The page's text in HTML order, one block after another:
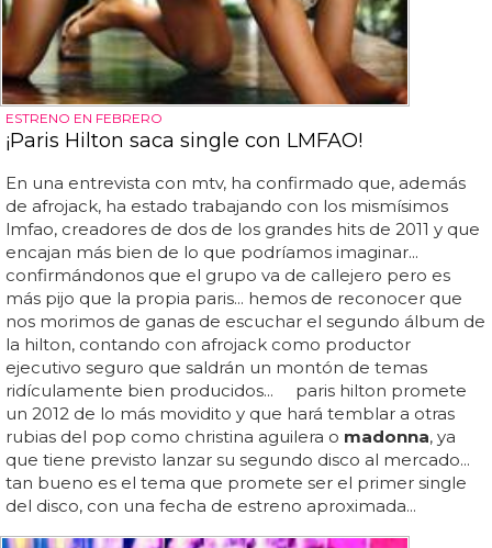
ESTRENO EN FEBRERO
¡Paris Hilton saca single con LMFAO!
En una entrevista con mtv, ha confirmado que, además
de afrojack, ha estado trabajando con los mismísimos
lmfao, creadores de dos de los grandes hits de 2011 y que
encajan más bien de lo que podríamos imaginar...
confirmándonos que el grupo va de callejero pero es
más pijo que la propia paris... hemos de reconocer que
nos morimos de ganas de escuchar el segundo álbum de
la hilton, contando con afrojack como productor
ejecutivo seguro que saldrán un montón de temas
ridículamente bien producidos... paris hilton promete
un 2012 de lo más movidito y que hará temblar a otras
rubias del pop como christina aguilera o madonna, ya
que tiene previsto lanzar su segundo disco al mercado...
tan bueno es el tema que promete ser el primer single
del disco, con una fecha de estreno aproximada...